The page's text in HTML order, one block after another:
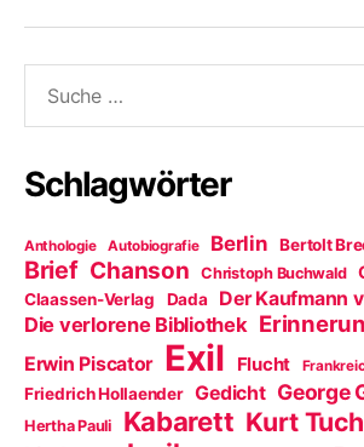
nach:
Schlagwörter
Anthologie Autobiografie Berlin Bertolt
Brief Chanson Christoph Buchwald
Claassen-Verlag Dada Der Kaufmann
Die verlorene Bibliothek
Erwin Piscator Exil Flucht
Friedrich Hollaender Gedicht George
Hertha Pauli Kabarett Kurt